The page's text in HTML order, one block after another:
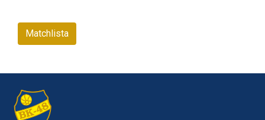
Matchlista